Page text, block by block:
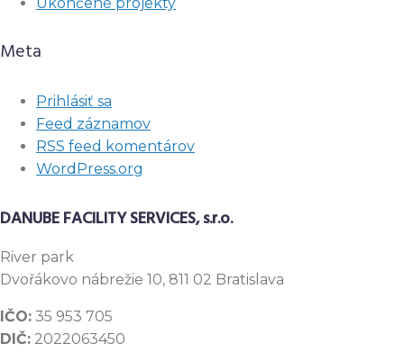
Ukončené projekty
Meta
Prihlásiť sa
Feed záznamov
RSS feed komentárov
WordPress.org
DANUBE FACILITY SERVICES, s.r.o.
River park
Dvořákovo nábrežie 10, 811 02 Bratislava
IČO: 35 953 705
DIČ: 2022063450